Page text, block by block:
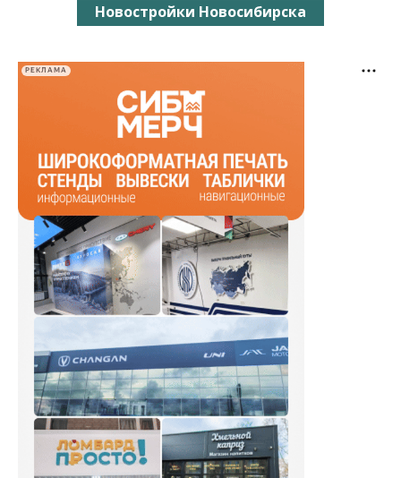
Новостройки Новосибирска
РЕКЛАМА